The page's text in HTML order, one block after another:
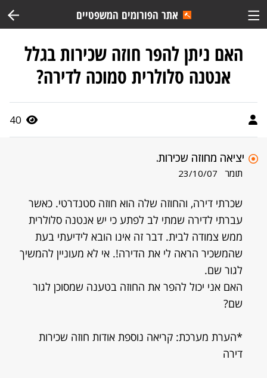
אתר הפורומים המשפטיים
האם ניתן להפר חוזה שכירות בגלל
אנטנה סלולרית סמוכה לדירה?
40
יציאה מחוזה שכירות.
תומר 23/10/07
שכרתי דירה, והחוזה שלה הוא חוזה סטנדרטי. כאשר
עברתי לדירה שמתי לב לפתע כי יש אנטנה סלולרית
ממש צמודה לבית. דבר זה אינו הובא לידיעתי בעת
שהמשכיר הראה לי את הדירה!. אי לא מעוניין להמשיך
לגור שם.
האם אני יכול להפר את החוזה בטענה שמסוכן לגור
שם?
*הערת מערכת: קריאה נוספת אודות חוזה שכירות
דירה